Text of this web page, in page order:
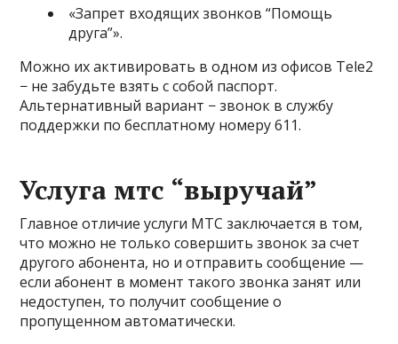
«Запрет входящих звонков “Помощь
друга”».
Можно их активировать в одном из офисов Tele2
− не забудьте взять с собой паспорт.
Альтернативный вариант − звонок в службу
поддержки по бесплатному номеру 611.
Услуга мтс “выручай”
Главное отличие услуги МТС заключается в том,
что можно не только совершить звонок за счет
другого абонента, но и отправить сообщение —
если абонент в момент такого звонка занят или
недоступен, то получит сообщение о
пропущенном автоматически.